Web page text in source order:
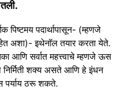
पिष्टमय पदार्थापासून- (म्हणजे
अशा)- इथेनॉल तयार करता येते.
आणि सर्वात महत्त्वाचे म्हणजे ऊस
निर्मिती शक्य असते आणि हे इंधन
पर्याय ठरू शकते.